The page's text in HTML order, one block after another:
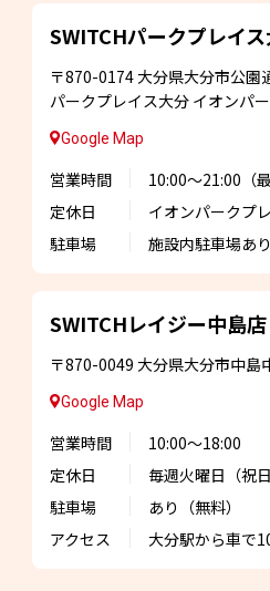
SWITCHパークプレイス
〒870-0174大分県大分市公園
パークプレイス大分 イオンパ
Google Map
営業時間 10:00～21:00 （
定休日
イオンパークプ
駐車場
施設内駐車場あり
SWITCHレイジー中島店
〒870-0049 大分県大分市中島
Google Map
営業時間
10:00～18:00
定休日
毎週火曜日 （祝
駐車場
あり（無料）
アクセス
大分駅から車で